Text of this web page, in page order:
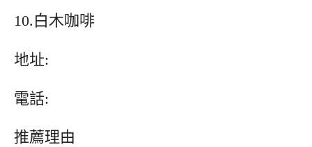
10.白木咖啡
地址:
電話:
推薦理由